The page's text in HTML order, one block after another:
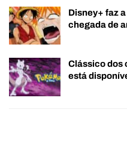
Disney+ faz
chegada de
Clássico dos
está